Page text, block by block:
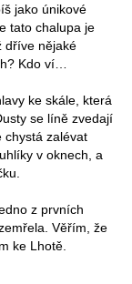
jako únikové
tato chalupa je
dříve nějaké
Kdo ví…
ke skále, která
se líně zvedají
chystá zalévat
v oknech, a
z prvních
Věřím, že
ke Lhotě.